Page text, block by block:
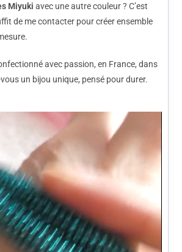
Miyuki avec une autre couleur ? C’est
de me contacter pour créer ensemble
avec passion, en France, dans
un bijou unique, pensé pour durer.